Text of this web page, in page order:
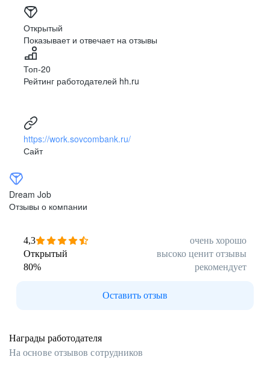
Открытый
Показывает и отвечает на отзывы
Топ-20
Рейтинг работодателей hh.ru
https://work.sovcombank.ru/
Сайт
Dream Job
Отзывы о компании
4,3
очень хорошо
Открытый
высоко ценит отзывы
80% рекомендует
Оставить отзыв
Награды работодателя
На основе отзывов сотрудников